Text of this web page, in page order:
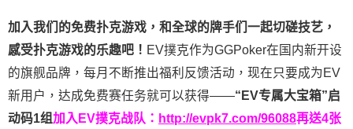
加入我们的免费扑克游戏，和全球的牌手们一起切磋技艺，
感受扑克游戏的乐趣吧！ EV撲克作为GGPoker在国内新开设
的旗舰品牌，每月不断推出福利反馈活动，现在只要成为EV
新用户，达成免费赛任务就可以获得——“EV专属大宝箱”启
动码1组加入EV撲克战队： http://evpk7.com/96088再送4张